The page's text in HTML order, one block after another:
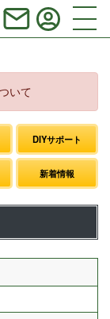
いて
DIYサポート
新着情報